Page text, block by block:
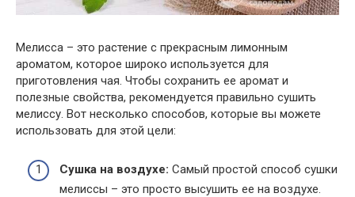
Мелисса – это растение с прекрасным лимонным
ароматом, которое широко используется для
приготовления чая. Чтобы сохранить ее аромат и
полезные свойства, рекомендуется правильно сушить
мелиссу. Вот несколько способов, которые вы можете
использовать для этой цели:
Сушка на воздухе: Самый простой способ сушки
мелиссы – это просто высушить ее на воздухе.